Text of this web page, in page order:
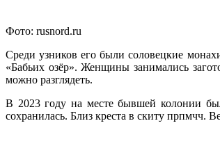
Фото: rusnord.ru
Среди узников его были соловецкие
«Бабьих озёр». Женщины занимались
можно разглядеть.
В 2023 году на месте бывшей колонии
сохранилась. Близ креста в скиту